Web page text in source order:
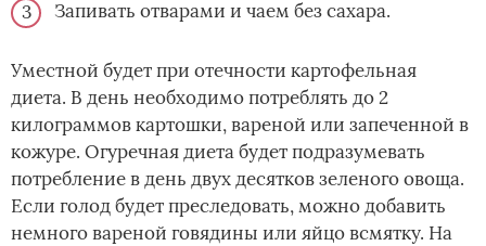
Запивать отварами и чаем без сахара.
Уместной будет при отечности картофельная
диета. В день необходимо потреблять до 2
килограммов картошки, вареной или запеченной в
кожуре. Огуречная диета будет подразумевать
потребление в день двух десятков зеленого овоща.
Если голод будет преследовать, можно добавить
немного вареной говядины или яйцо всмятку. На